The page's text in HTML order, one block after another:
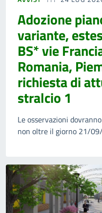
Adozione
variante,
BS* vie
Romania,
richiesta di
stralcio 1
Le osservazioni
non oltre il giorno 21/